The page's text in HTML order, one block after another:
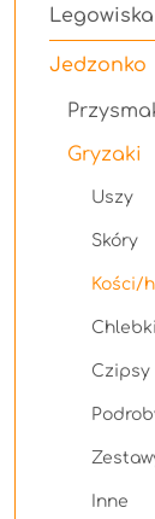
Jedzonko
Gryzaki
Uszy
Skóry
Kości/
Czipsy
Inne